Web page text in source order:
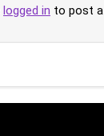
logged in to post